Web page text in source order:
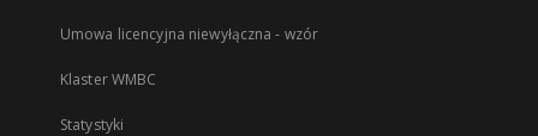
Umowa licencyjna niewyłączna - wzór
Klaster WMBC
Statystyki